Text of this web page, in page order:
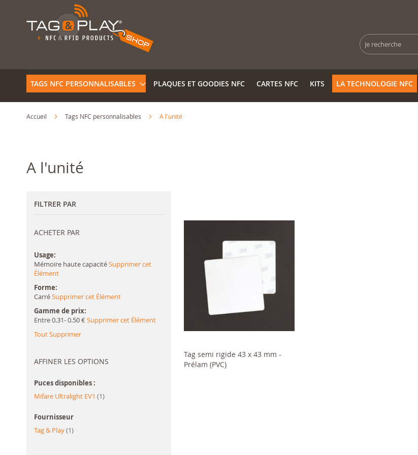
contenu
Rechercher
TAGS NFC PERSONNALISABLES PLAQUES ET GOODIES NFC CARTES NFC KITS LA TECHNOLOGIE NFC
Accueil Tags NFC personnalisables A l'unité
A l'unité
En rupture de stock
Tag semi rigide 43 x 43 mm -
Prélam (PVC)
FILTRER PAR
ACHETER PAR
Usage
Mémoire haute capacitéSupprimer cet
Élément
Forme
CarréSupprimer cet Élément
Gamme de prix
Entre 0.31- 0.50 €Supprimer cet Élément
Tout Supprimer
AFFINER LES OPTIONS
Puces disponibles :
Mifare Ultralight EV1 1article
Fournisseur
Tag & Play 1article